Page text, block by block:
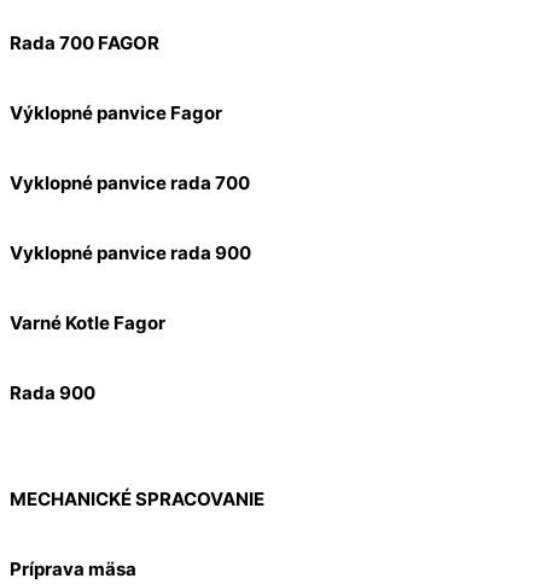
Rada 700 FAGOR
Výklopné panvice Fagor
Vyklopné panvice rada 700
Vyklopné panvice rada 900
Varné Kotle Fagor
Rada 900
MECHANICKÉ SPRACOVANIE
Príprava mäsa